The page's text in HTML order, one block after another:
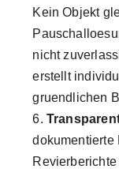
Kein Objekt
nicht
erstellt
gruendlichen
dokumentierte